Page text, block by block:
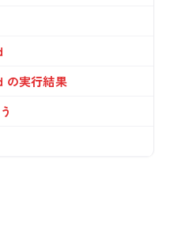
の実行結果